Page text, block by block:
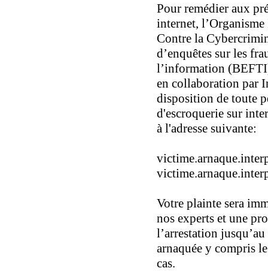
Pour remédier aux
internet,
Contre la
d’enquêtes sur les
l’information
en collaboration par
disposition de toute
d'escroquerie sur
à l'adresse suivante:
Votre plainte sera
nos experts et une
l’arrestation
arnaquée y compris
cas.